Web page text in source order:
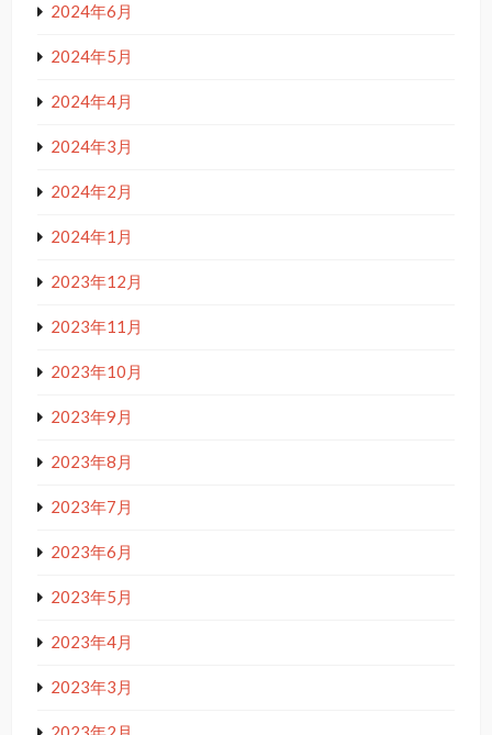
2024年6月
2024年5月
2024年4月
2024年3月
2024年2月
2024年1月
2023年12月
2023年11月
2023年10月
2023年9月
2023年8月
2023年7月
2023年6月
2023年5月
2023年4月
2023年3月